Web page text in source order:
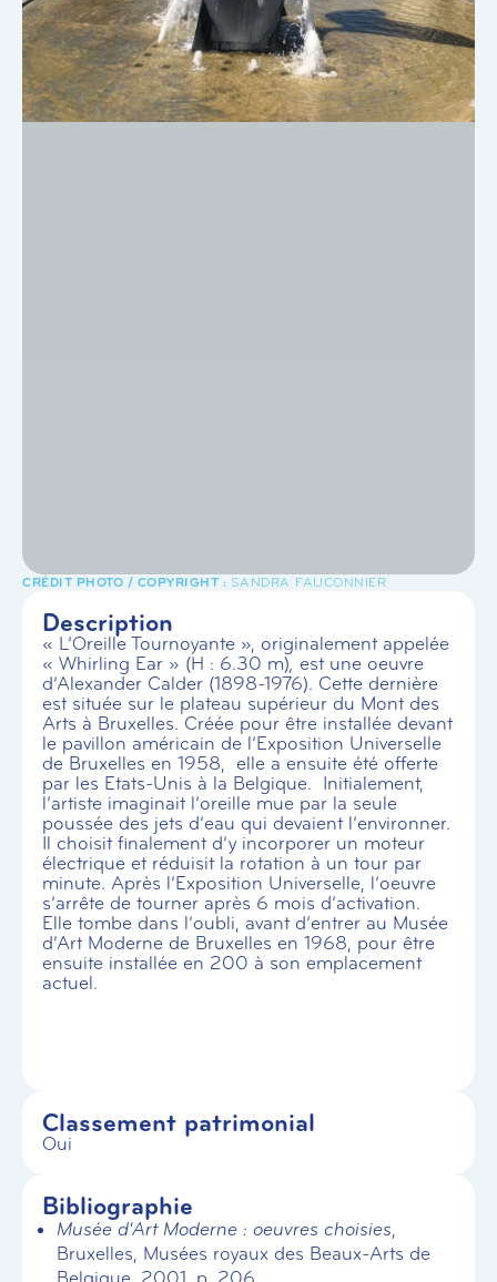
SANDRA FAUCONNIER
Description
« L’Oreille Tournoyante », originalement appelée
« Whirling Ear » (H : 6.30 m), est une oeuvre
d’Alexander Calder (1898-1976). Cette dernière
est située sur le plateau supérieur du Mont des
Arts à Bruxelles. Créée pour être installée devant
le pavillon américain de l’Exposition Universelle
de Bruxelles en 1958, elle a ensuite été offerte
par les Etats-Unis à la Belgique. Initialement,
l’artiste imaginait l’oreille mue par la seule
poussée des jets d’eau qui devaient l’environner.
Il choisit finalement d’y incorporer un moteur
électrique et réduisit la rotation à un tour par
minute. Après l’Exposition Universelle, l’oeuvre
s’arrête de tourner après 6 mois d’activation.
Elle tombe dans l’oubli, avant d’entrer au Musée
d’Art Moderne de Bruxelles en 1968, pour être
ensuite installée en 200 à son emplacement
actuel.
Classement patrimonial
Oui
Bibliographie
Musée d'Art Moderne : oeuvres choisies,
Bruxelles, Musées royaux des Beaux-Arts de